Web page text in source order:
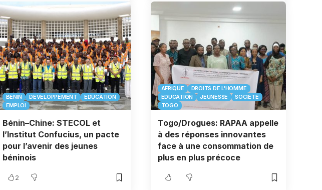
BÉNIN DÉVELOPPEMENT
EDUCATION
EMPLOI
Bénin–Chine: STECOL et
l’Institut Confucius, un pacte
pour l’avenir des jeunes
béninois
2
AFRIQUE
DROITS DE L'HOMME
EDUCATION
JEUNESSE
SOCIÉTÉ
TOGO
Togo/Drogues: RAPAA appelle
à des réponses innovantes
face à une consommation de
plus en plus précoce